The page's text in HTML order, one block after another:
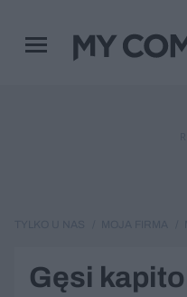
Menu główne
Gęsi